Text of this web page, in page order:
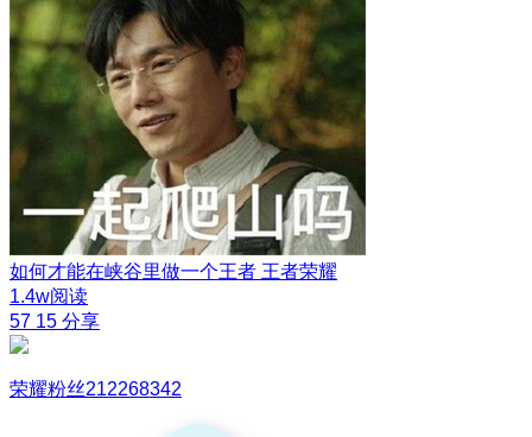
如何才能在峡谷里做一个王者 王者荣耀
1.4w阅读
57 15 分享
荣耀粉丝212268342